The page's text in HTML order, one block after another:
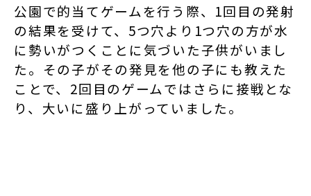
公園で的当てゲームを行う際、1回目の発射
の結果を受けて、5つ穴より1つ穴の方が水
に勢いがつくことに気づいた子供がいまし
た。その子がその発見を他の子にも教えた
ことで、2回目のゲームではさらに接戦とな
り、大いに盛り上がっていました。